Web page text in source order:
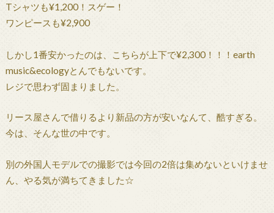
Tシャツも¥1,200！スゲー！
ワンピースも¥2,900
しかし1番安かったのは、こちらが上下で¥2,300！！！earth
music&ecologyとんでもないです。
レジで思わず固まりました。
リース屋さんで借りるより新品の方が安いなんて、酷すぎる。
今は、そんな世の中です。
別の外国人モデルでの撮影では今回の2倍は集めないといけませ
ん、やる気が満ちてきました☆